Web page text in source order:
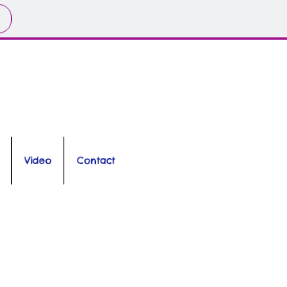
Video Contact